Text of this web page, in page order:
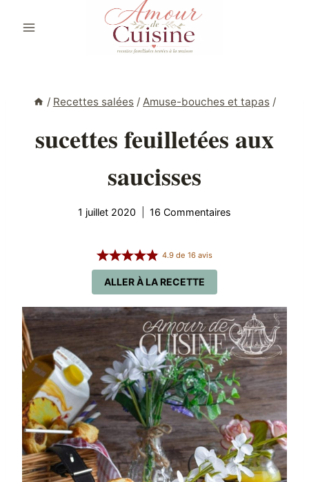
/ Recettes salées / Amuse-bouches et tapas /
sucettes feuilletées aux
saucisses
1 juillet 2020 16 Commentaires
ALLER À LA RECETTE
4.9de 16avis